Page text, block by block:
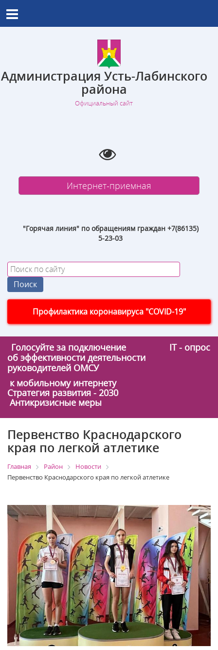
Администрация Усть-Лабинского
района
Официальный сайт
Интернет-приемная
"Горячая линия" по обращениям граждан +7(86135)
5-23-03
Профилактика коронавируса "COVID-19"
Голосуйте за подключение
IT - опрос
об эффективности деятельности
руководителей ОМСУ
к мобильному интернету
Стратегия развития - 2030
Антикризисные меры
Первенство Краснодарского
края по легкой атлетике
Главная Район
Новости
Первенство Краснодарского края по легкой атлетике